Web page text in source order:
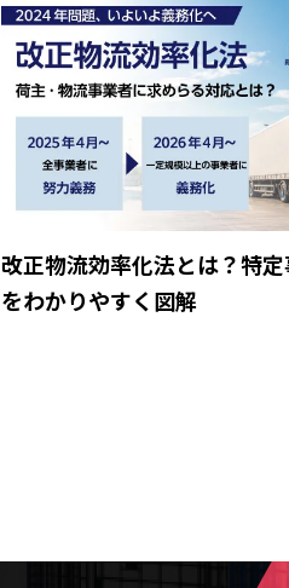
改正物流効率化法とは？特
をわかりやすく図解